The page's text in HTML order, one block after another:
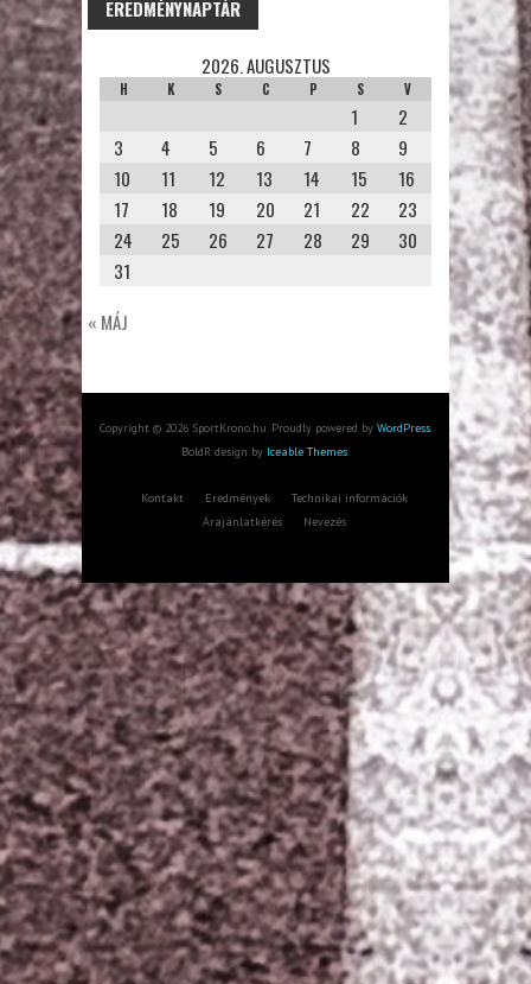
EREDMÉNYNAPTÁR
2026. AUGUSZTUS
H K S C P S V
1
2
3
4 5 6 7 8
9
10
11 12 13 14 15
16
17
18 19 20 21 22
23
24
25 26 27 28 29
30
31
« MÁJ
Copyright © 2026 SportKrono.hu. Proudly powered by WordPress.
BoldR design by Iceable Themes.
Kontakt Eredmények
Technikai információk
Árajánlatkérés
Nevezés